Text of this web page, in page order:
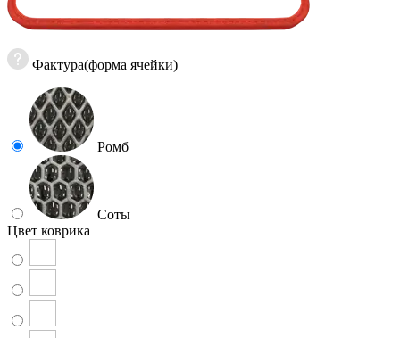
Фактура(форма ячейки)
Ромб
Соты
Цвет коврика